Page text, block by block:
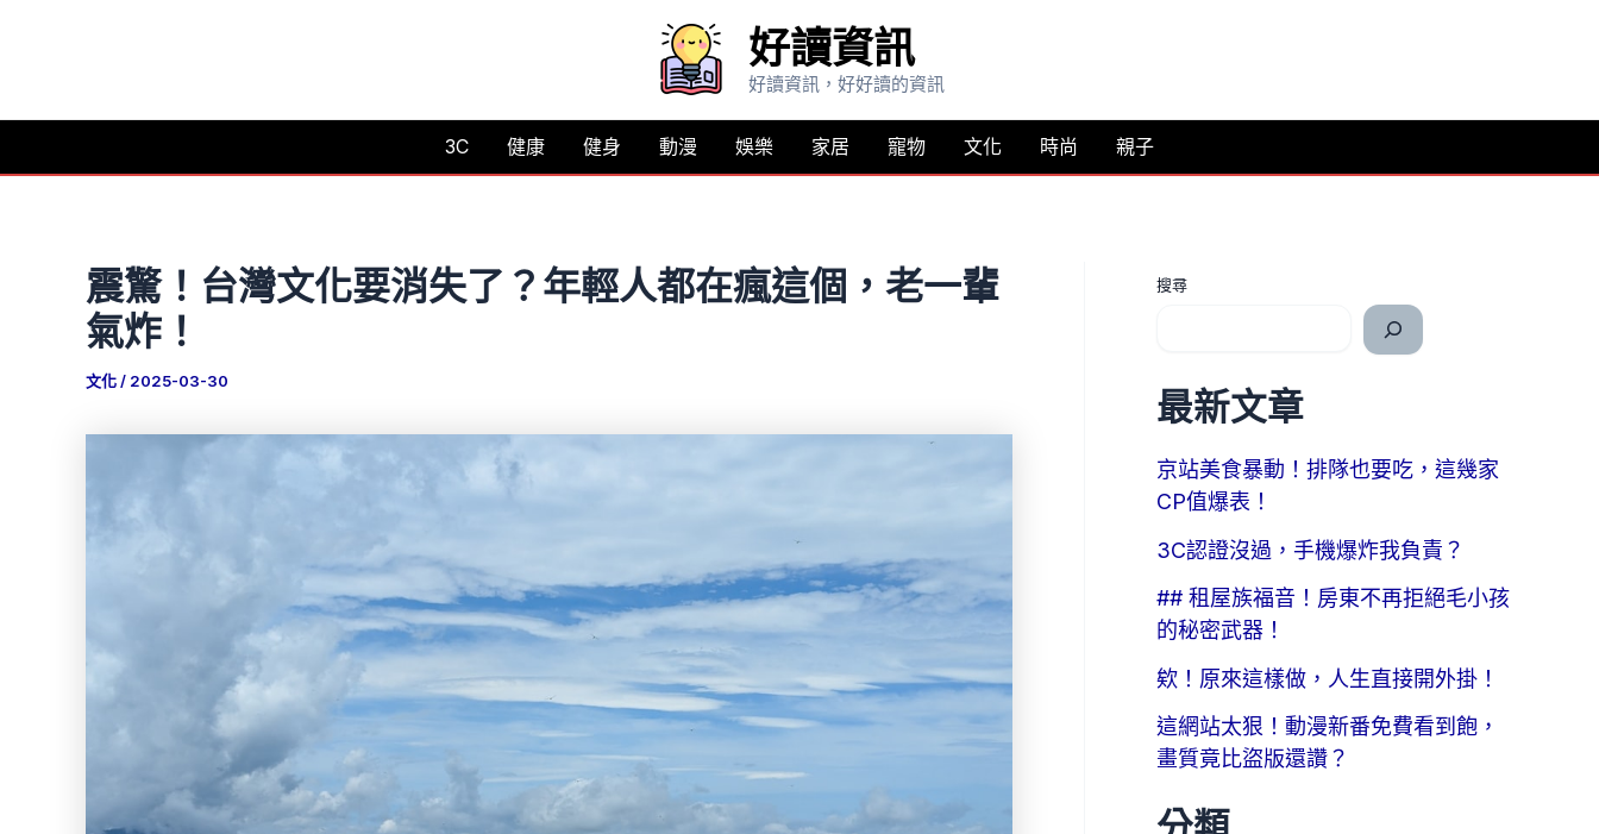
要
好讀資訊
好讀資訊，好好讀的資訊
3C 健康 健身 動漫 娛樂 家居 寵物 文化 時尚 親子
震驚！台灣文化要消失了？年輕人都在瘋這個，老一輩
氣炸！
文化/ 2025-03-30
搜尋
最新文章
京站美食暴動！排隊也要吃，這幾家
CP值爆表！
3C認證沒過，手機爆炸我負責？
## 租屋族福音！房東不再拒絕毛小孩
的秘密武器！
欸！原來這樣做，人生直接開外掛！
這網站太狠！動漫新番免費看到飽，
畫質竟比盜版還讚？
分類